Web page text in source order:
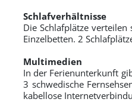
Schlafverhältnisse
Die Schlafplätze
Einzelbetten. 2
Multimedien
In der Ferienunterkunft
3 schwedische
kabellose